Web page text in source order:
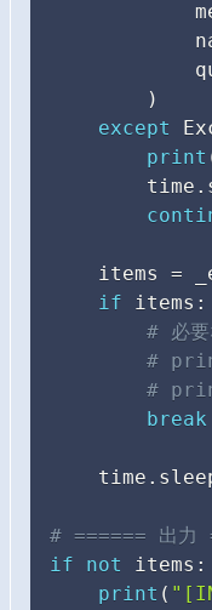
)
except
print
        time
.
    items
=
if items :
# 必要
#
#
break
    time
.
# ====== 出力
if
not items :
print (